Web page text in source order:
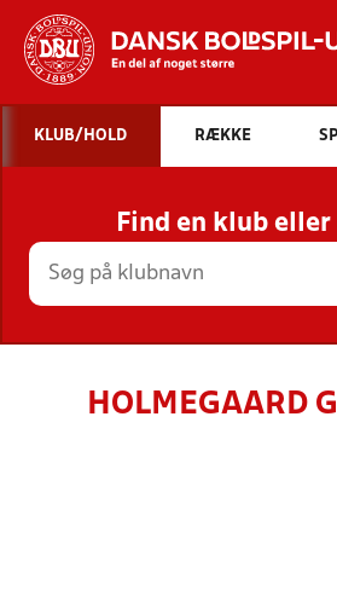
STILLINGER,
HOLD
KLUB/HOLD RÆKKE
Find en klub eller
HOLMEGAARD